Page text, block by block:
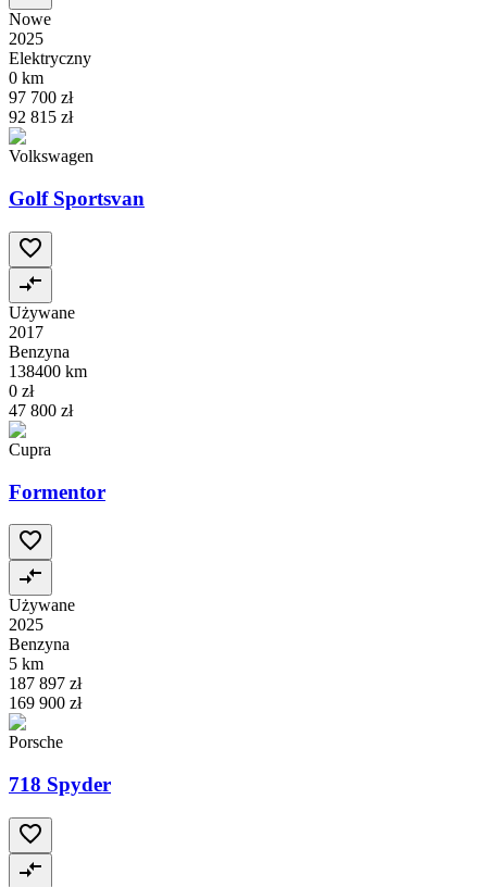
Nowe
2025
Elektryczny
0 km
97 700 zł
92 815 zł
Volkswagen
Golf Sportsvan
Używane
2017
Benzyna
138400 km
0 zł
47 800 zł
Cupra
Formentor
Używane
2025
Benzyna
5 km
187 897 zł
169 900 zł
Porsche
718 Spyder